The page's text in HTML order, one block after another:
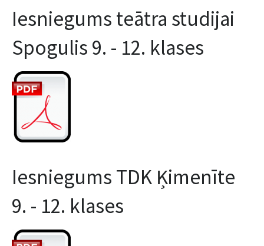
Spogulis 9. - 12. klases
Iesniegums TDK Ķimenīte
9. - 12. klases